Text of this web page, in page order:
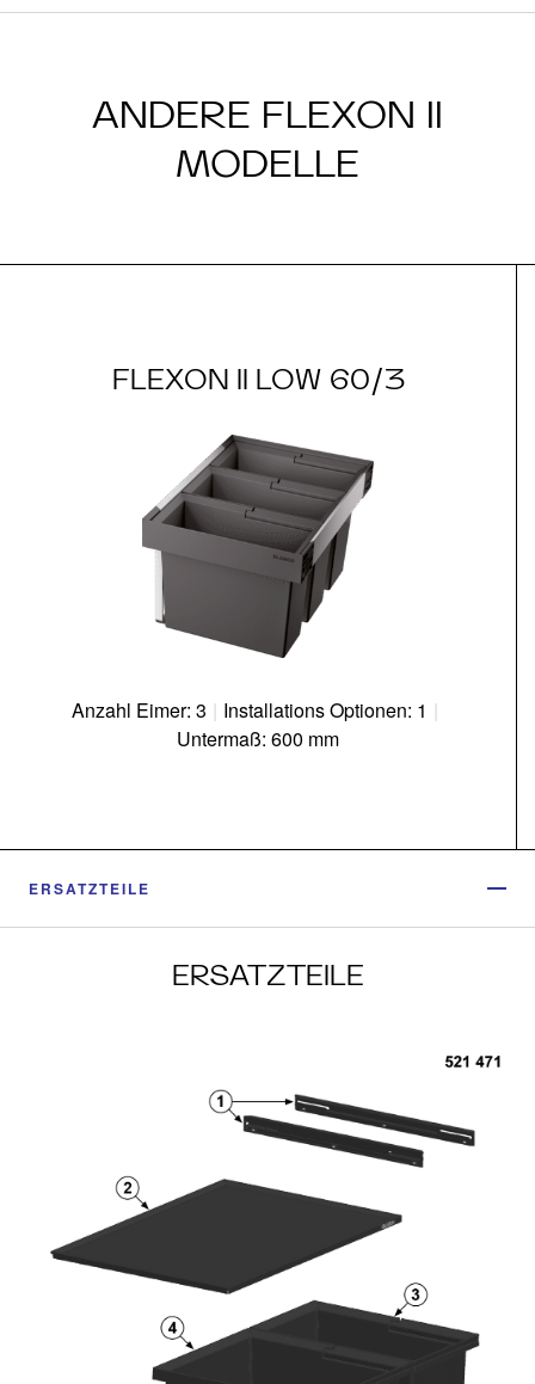
ANDERE FLEXON II
MODELLE
FLEXON II LOW 60/3
Anzahl Eimer: 3 | Installations Optionen: 1 |
Untermaß: 600 mm
ERSATZTEILE
ERSATZTEILE